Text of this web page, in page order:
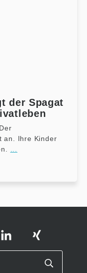
der Spagat
an. Ihre Kinder